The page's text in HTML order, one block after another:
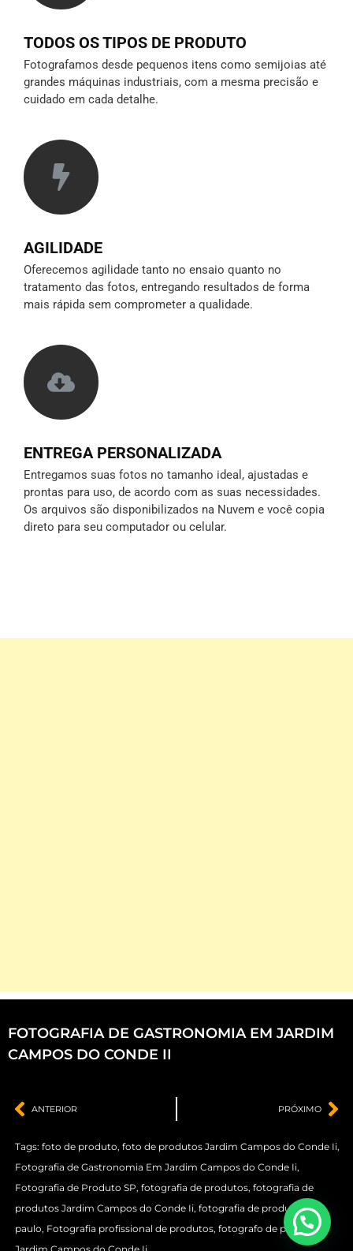
TODOS OS TIPOS DE PRODUTO
Fotografamos desde pequenos itens como semijoias até
grandes máquinas industriais, com a mesma precisão e
cuidado em cada detalhe.
AGILIDADE
Oferecemos agilidade tanto no ensaio quanto no
tratamento das fotos, entregando resultados de forma
mais rápida sem comprometer a qualidade.
ENTREGA PERSONALIZADA
Entregamos suas fotos no tamanho ideal, ajustadas e
prontas para uso, de acordo com as suas necessidades.
Os arquivos são disponibilizados na Nuvem e você copia
direto para seu computador ou celular.
FOTOGRAFIA DE GASTRONOMIA EM JARDIM
CAMPOS DO CONDE II
ANTERIOR PRÓXIMO
Tags: foto de produto, foto de produtos Jardim Campos do Conde Ii,
Fotografia de Gastronomia Em Jardim Campos do Conde Ii,
Fotografia de Produto SP, fotografia de produtos, fotografia de
produtos Jardim Campos do Conde Ii, fotografia de produtos são
paulo, Fotografia profissional de produtos, fotografo de produtos